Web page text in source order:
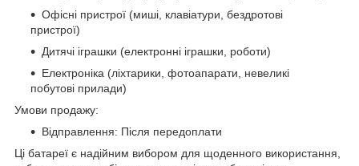
Офісні пристрої (миші, клавіатури, бездротові
пристрої)
Дитячі іграшки (електронні іграшки, роботи)
Електроніка (ліхтарики, фотоапарати, невеликі
побутові прилади)
Умови продажу:
Відправлення: Після передоплати
Ці батареї є надійним вибором для щоденного використання,